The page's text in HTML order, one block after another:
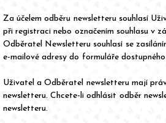
Za účelem odběru newsletteru souhlasí
při registraci nebo označením souhlasu v
Odběratel Newsletteru souhlasí se
e-mailové adresy do formuláře
Uživatel a Odběratel newsletteru mají
newsletteru. Chcete-li odhlásit odběr
newsletteru.